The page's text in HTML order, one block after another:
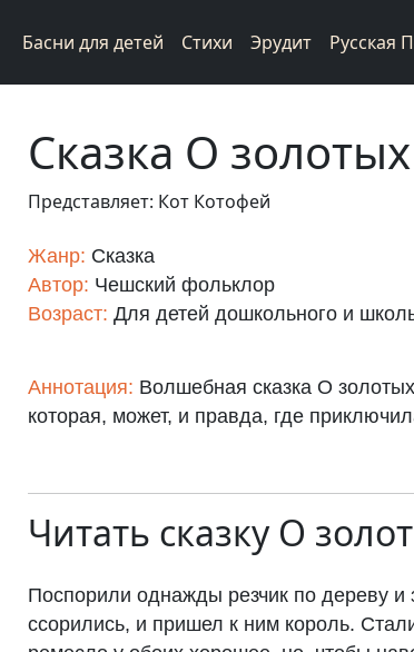
Басни для детей Стихи Эрудит Русская
Сказка О
Представляет: Кот Котофей
Жанр: Сказка
Автор: Чешский фольклор
Возраст: Для детей дошкольного и
Аннотация: Волшебная сказка О
которая, может, и правда, где
Читать сказкуО
Поспорили однажды резчик по дереву
ссорились, и пришел к ним король.